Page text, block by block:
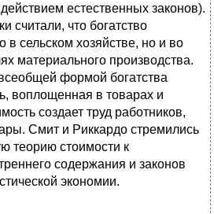
естественных законов).
считали, что богатство
в сельском хозяйстве, но и во
материального производства.
формой богатства
воплощенная в товарах и
создает труд работников,
Смит и Риккардо стремились
теорию стоимости к
содержания и законов
экономии.